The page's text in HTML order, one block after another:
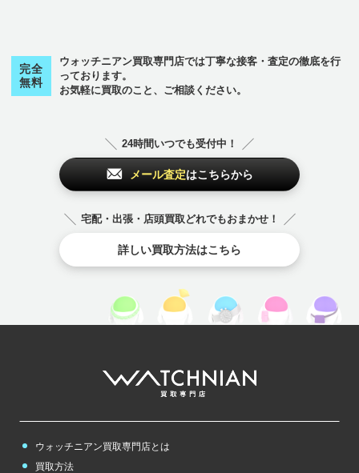
完全
無料
ウォッチニアン買取専門店では丁寧な接客・査定の徹底を行
っております。
お気軽に買取のこと、ご相談ください。
24時間いつでも受付中！
メール査定はこちらから
宅配・出張・店頭買取どれでもおまかせ！
詳しい買取方法はこちら
ウォッチニアン買取専門店とは
買取方法